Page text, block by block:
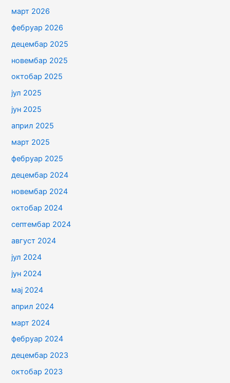
март 2026
фебруар 2026
децембар 2025
новембар 2025
октобар 2025
јул 2025
јун 2025
април 2025
март 2025
фебруар 2025
децембар 2024
новембар 2024
октобар 2024
септембар 2024
август 2024
јул 2024
јун 2024
мај 2024
април 2024
март 2024
фебруар 2024
децембар 2023
октобар 2023